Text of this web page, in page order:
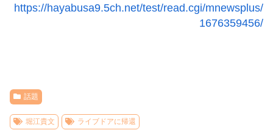
https://hayabusa9.5ch.net/test/read.cgi/mnewsplus/
1676359456/
話題
堀江貴文 ライブドアに帰還